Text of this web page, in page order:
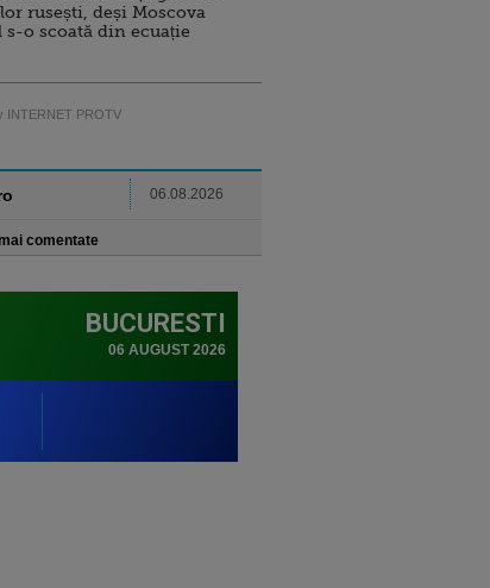
rusești, deși Moscova
o scoată din ecuație
INTERNET PROTV
06.08.2026
comentate